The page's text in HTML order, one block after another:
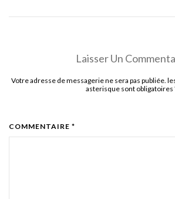
Laisser Un
Votre adresse de messagerie ne sera pas publiée.
asterisque sont obligatoires
COMMENTAIRE *